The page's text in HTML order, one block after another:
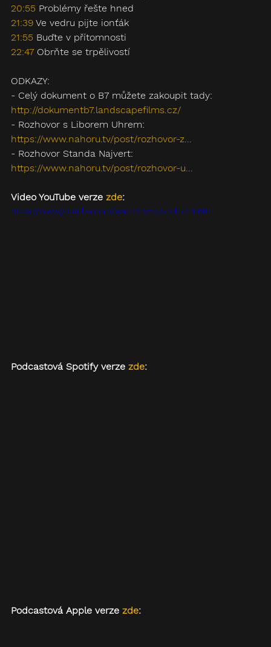
20:55 Problémy řešte hned
21:39 Ve vedru pijte ionťák
21:55 Buďte v přítomnosti
22:47 Obrňte se trpělivostí
ODKAZY:
- Celý dokument o B7 můžete zakoupit tady:
http://dokumentb7.landscapefilms.cz/
- Rozhovor s Liborem Uhrem:
https://www.nahoru.tv/post/rozhovor-z...
- Rozhovor Standa Najvert:
https://www.nahoru.tv/post/rozhovor-u...
Video YouTube verze zde:
https://www.youtube.com/watch?v=c2amh7T7uM0
Podcastová Spotify verze zde:
Podcastová Apple verze zde: